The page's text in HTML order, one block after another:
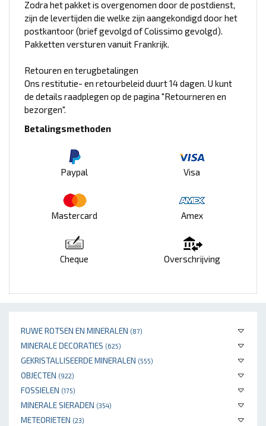
RUWE ROTSEN EN MINERALEN (87)
MINERALE DECORATIES (625)
GEKRISTALLISEERDE MINERALEN (555)
OBJECTEN (922)
FOSSIELEN (175)
MINERALE SIERADEN (354)
METEORIETEN (23)
Zodra het pakket is overgenomen door de postdienst,
zijn de levertijden die welke zijn aangekondigd door het
postkantoor (brief gevolgd of Colissimo gevolgd).
Pakketten versturen vanuit Frankrijk.
Retouren en terugbetalingen
Ons restitutie- en retourbeleid duurt 14 dagen. U kunt
de details raadplegen op de pagina "Retourneren en
bezorgen".
Betalingsmethoden
Paypal Visa
Mastercard Amex
Cheque Overschrijving